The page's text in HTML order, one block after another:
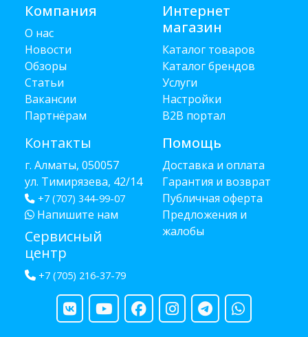
Компания
О нас
Новости
Обзоры
Статьи
Вакансии
Партнёрам
Контакты
г. Алматы, 050057
ул. Тимирязева, 42/14
+7 (707) 344-99-07
Напишите нам
Сервисный
центр
+7 (705) 216-37-79
Интернет
магазин
Каталог товаров
Каталог брендов
Услуги
Настройки
B2B портал
Помощь
Доставка и оплата
Гарантия и возврат
Публичная оферта
Предложения и
жалобы